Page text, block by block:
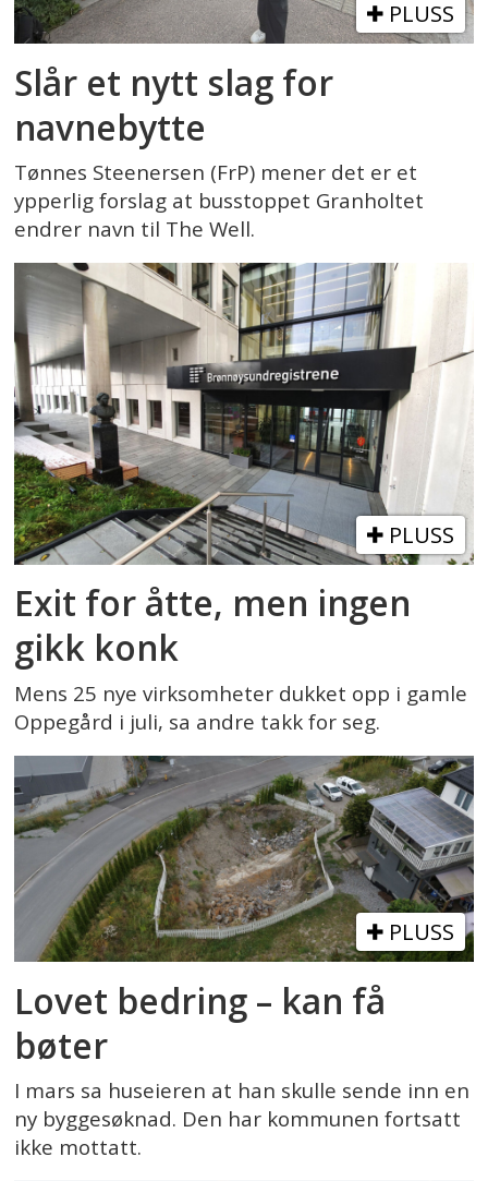
PLUSS
Slår et nytt slag for
navnebytte
Tønnes Steenersen (FrP) mener det er et
ypperlig forslag at busstoppet Granholtet
endrer navn til The Well.
PLUSS
Exit for åtte, men ingen
gikk konk
Mens 25 nye virksomheter dukket opp i gamle
Oppegård i juli, sa andre takk for seg.
PLUSS
Lovet bedring – kan få
bøter
I mars sa huseieren at han skulle sende inn en
ny byggesøknad. Den har kommunen fortsatt
ikke mottatt.